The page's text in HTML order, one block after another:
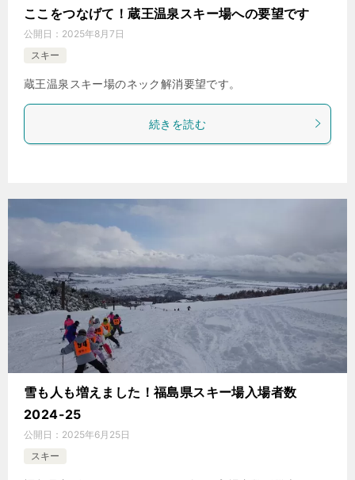
ここをつなげて！蔵王温泉スキー場への要望です
公開日： 2025年8月7日
スキー
蔵王温泉スキー場のネック解消要望です。
続きを読む
雪も人も増えました！福島県スキー場入場者数
2024-25
公開日： 2025年6月25日
スキー